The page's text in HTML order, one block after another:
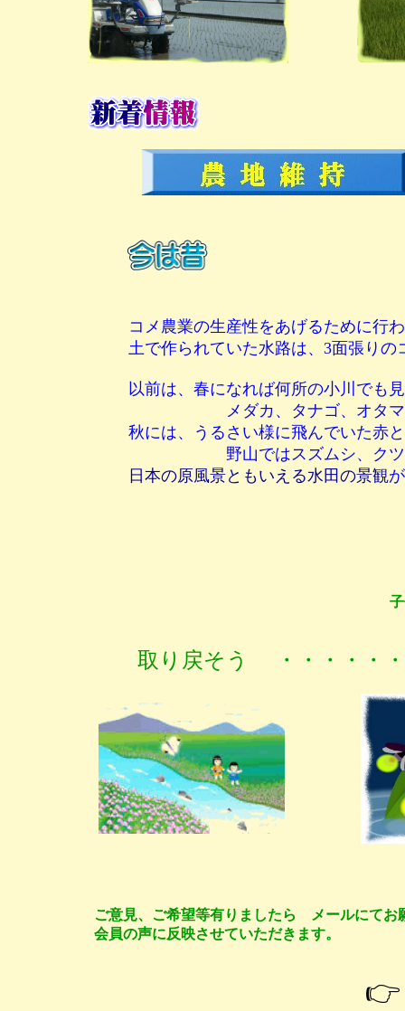
ご意見、ご希望等有りましたら メールにてお
会員の声に反映させていただきます。
👉
取り戻そう ・・・・・
コメ農業の生産性をあげるために行
土で作られていた水路は、3面張り
以前は、春になれば何所の小川でも
メダカ、タナゴ、オタマジャ
秋には、うるさい様に飛んでいた赤
野山ではスズムシ、クツワ
日本の原風景ともいえる水田の景観